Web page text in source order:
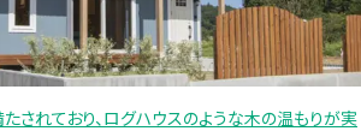
されており、ログハウスのような木の温もりが実